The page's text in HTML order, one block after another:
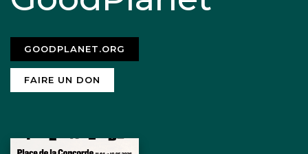
GOODPLANET.ORG
FAIRE UN DON